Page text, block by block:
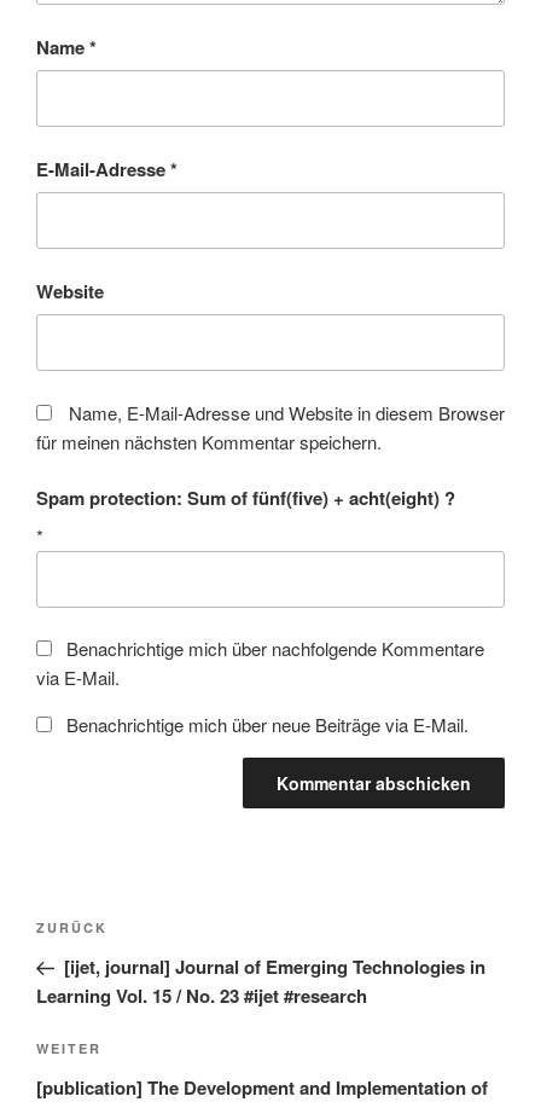
Name*
E-Mail-Adresse*
Website
Name, E-Mail-Adresse und Website in diesem Browser
für meinen nächsten Kommentar speichern.
Spam protection: Sum of fünf(five) + acht(eight) ?
*
Benachrichtige mich über nachfolgende Kommentare
via E-Mail.
Benachrichtige mich über neue Beiträge via E-Mail.
Beitragsnavigation
Vorheriger
Beitrag
ZURÜCK
[ijet, journal] Journal of Emerging Technologies in
Learning Vol. 15 / No. 23 #ijet #research
Nächster
Beitrag
WEITER
[publication] The Development and Implementation of